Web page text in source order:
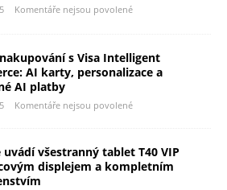
Komentáře nejsou povolené
s Visa Intelligent
AI karty, personalizace a
AI platby
Komentáře nejsou povolené
uvádí všestranný tablet T40 VIP
displejem a kompletním